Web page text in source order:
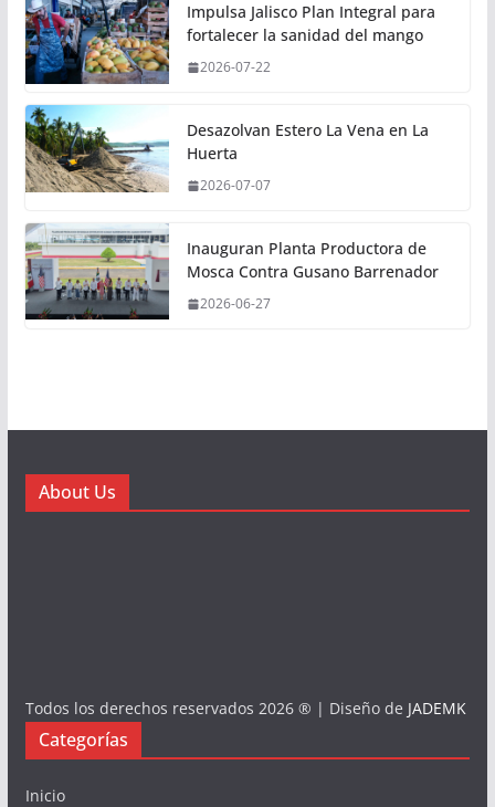
Impulsa Jalisco Plan Integral para
fortalecer la sanidad del mango
2026-07-22
Desazolvan Estero La Vena en La
Huerta
2026-07-07
Inauguran Planta Productora de
Mosca Contra Gusano Barrenador
2026-06-27
About Us
Todos los derechos reservados 2026 ® | Diseño de JADEMK
Categorías
Inicio